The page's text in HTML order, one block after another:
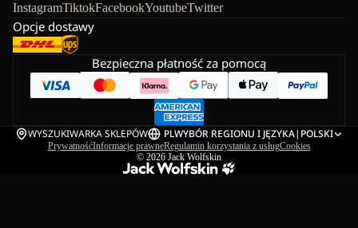
InstagramTiktokFacebookYoutubeTwitter
Opcje dostawy
Bezpieczna płatność za pomocą
WYSZUKIWARKA SKLEPÓW PLWYBÓR REGIONU I JĘZYKA| POLSKI
PrywatnośćInformacje prawneRegulamin korzystania z usługCookies
© 2026 Jack Wolfskin